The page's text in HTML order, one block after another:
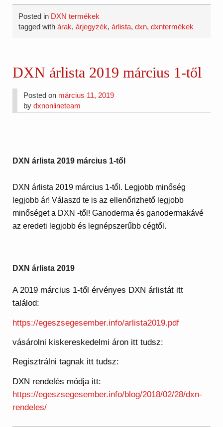
Posted in DXN termékek
tagged withárak,árjegyzék,árlista,dxn,dxntermékek
DXN árlista 2019 március 1-től
Posted on március 11, 2019
bydxnonlineteam
DXN árlista 2019 március 1-től
DXN árlista 2019 március 1-től. Legjobb minőség
legjobb ár! Válaszd te is az ellenőrizhető legjobb
minőséget a DXN -től! Ganoderma és ganodermakávé
az eredeti legjobb és legnépszerűbb cégtől.
DXN árlista 2019
A 2019 március 1-től érvényes DXN árlistát itt
találod:
https://egeszsegesember.info/arlista2019.pdf
vásárolni kiskereskedelmi áron itt tudsz:
Regisztrálni tagnak itt tudsz:
DXN rendelés módja itt:
https://egeszsegesember.info/blog/2018/02/28/dxn-
rendeles/